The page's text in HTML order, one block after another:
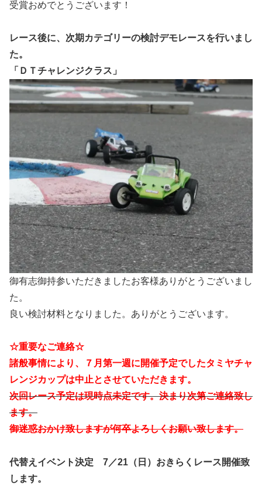
受賞おめでとうございます！
レース後に、次期カテゴリーの検討デモレースを行いまし
た。
「ＤＴチャレンジクラス」
御有志御持参いただきましたお客様ありがとうございまし
た。
良い検討材料となりました。ありがとうございます。
☆重要なご連絡☆
諸般事情により、７月第一週に開催予定でしたタミヤチャ
レンジカップは中止とさせていただきます。
次回レース予定は現時点未定です。決まり次第ご連絡致し
ます。
御迷惑おかけ致しますが何卒よろしくお願い致します。
代替えイベント決定 7／21（日）おきらくレース開催致
します。